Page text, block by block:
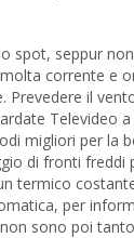
spot, seppur
corrente e
Prevedere il
Televideo
migliori per la
di fronti
termico
per
sono poi